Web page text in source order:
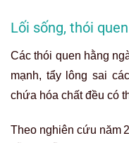
Lối sống, thói
Các thói quen hằng
mạnh, tẩy lông sai
chứa hóa chất đều có
Theo nghiên cứu năm